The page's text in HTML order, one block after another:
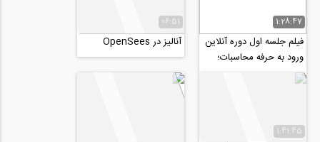
1:28:47
فیلم جلسه اول دوره آنلاین
ورود به حرفه محاسبات؛
طراحی سازه های فولادی
06:51
آنالیز در OpenSees
1:41:45